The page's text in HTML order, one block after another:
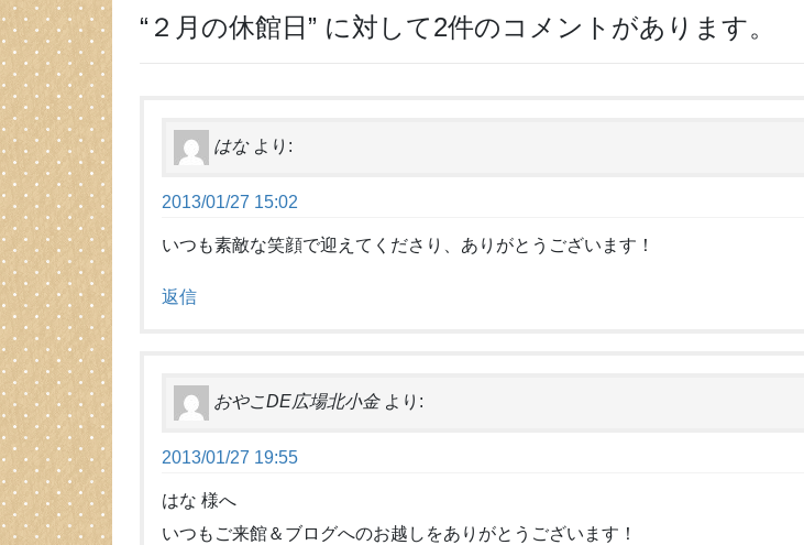
“ ２月の休館日” に対して2件のコメントがあります。
はな より:
2013/01/27 15:02
いつも素敵な笑顔で迎えてくださり、ありがとうございます！
返信
おやこDE広場北小金 より:
2013/01/27 19:55
はな 様へ
いつもご来館＆ブログへのお越しをありがとうございます！